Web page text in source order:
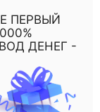
ПЕРВЫЙ
ДЕНЕГ -